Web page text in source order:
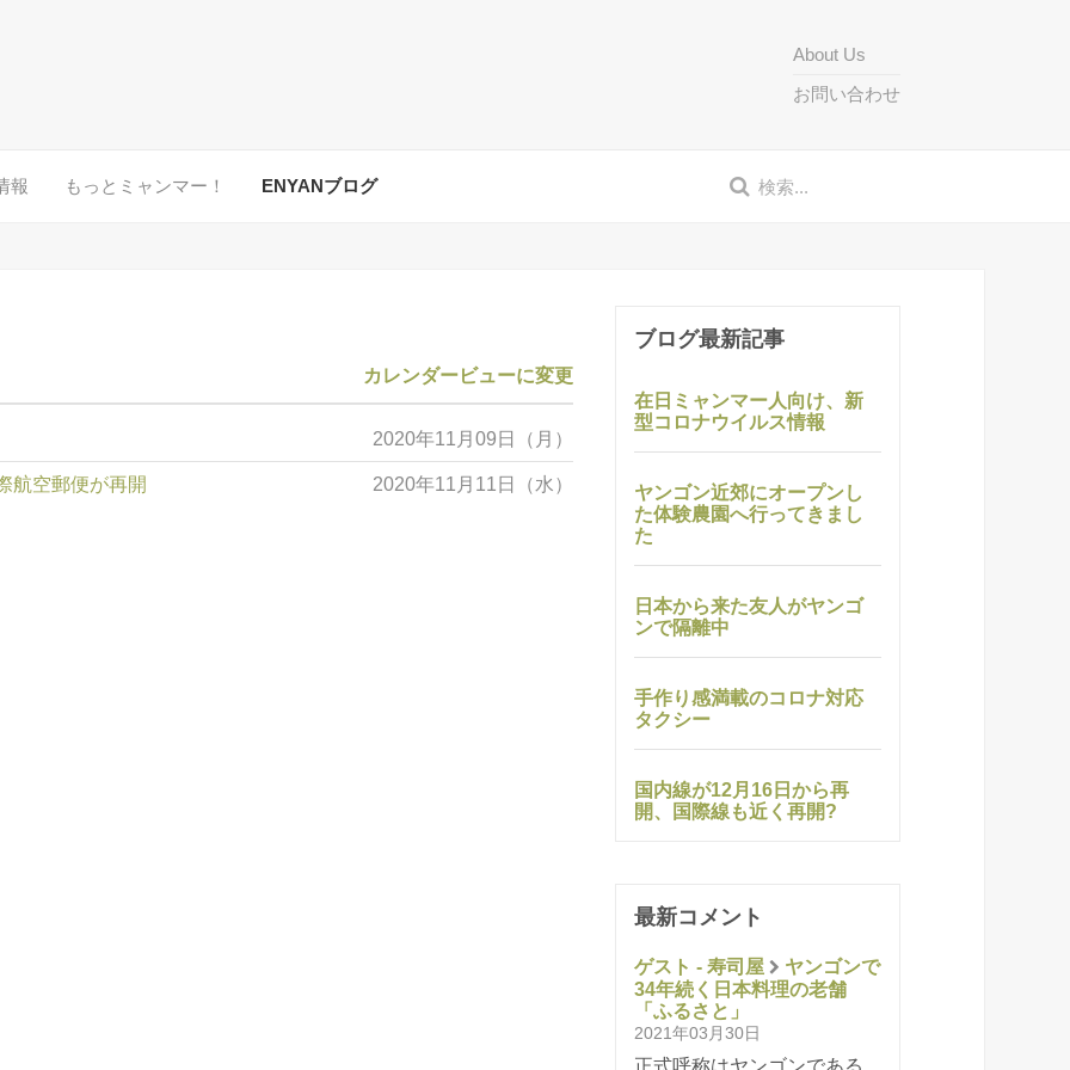
About Us
お問い合わせ
報 もっとミャンマー！ ENYANブログ
カレンダービューに変更
2020年11月09日（月）
航空郵便が再開 2020年11月11日（水）
ブログ最新記事
在日ミャンマー人向け、新
型コロナウイルス情報
ヤンゴン近郊にオープンし
た体験農園へ行ってきまし
た
日本から来た友人がヤンゴ
ンで隔離中
手作り感満載のコロナ対応
タクシー
国内線が12月16日から再
開、国際線も近く再開?
最新コメント
ゲスト - 寿司屋
ヤンゴンで
34年続く日本料理の老舗
「ふるさと」
2021年03月30日
正式呼称はヤンゴンである